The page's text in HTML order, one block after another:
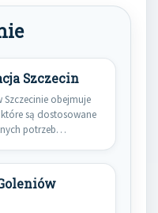
Szczecin
Szczecinie obejmuje
są dostosowane
potrzeb